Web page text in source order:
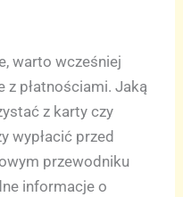
warto wcześniej
z płatnościami. Jaką
z karty czy
wypłacić przed
przewodniku
informacje o